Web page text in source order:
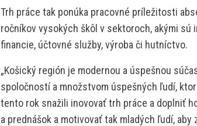
Trh práce tak ponúka pracovné príležitosti
ročníkov vysokých škôl v sektoroch, akými
financie, účtovné služby, výroba či hutníctvo.
„Košický región je modernou a úspešnou
spoločností a množstvom úspešných ľudí,
tento rok snažili inovovať trh práce a doplniť
a prednášok a motivovať tak mladých ľudí,